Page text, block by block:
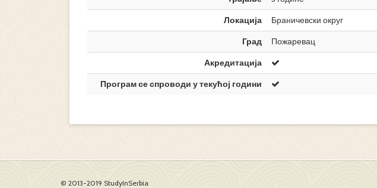
Локација
Браничевски округ
Град
Пожаревац
Акредитација
Програм се спроводи у текућој години
© 2013-2019 StudyInSerbia